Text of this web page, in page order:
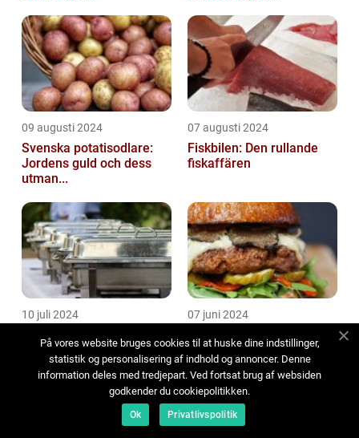
09 augusti 2024
Svenska potatisodlare:
Jordens guld och dess
utman...
07 augusti 2024
Fiskbilen: Den rullande
fiskaffären
10 juli 2024
Buffé Göteborg: en resa
för smaklökarna
07 juni 2024
smakresa genom stadens
bäs...
På vores website bruges cookies til at huske dine indstillinger,
statistik og personalisering af indhold og annoncer. Denne
information deles med tredjepart. Ved fortsat brug af websiden
godkender du cookiepolitikken.
Ok Privatlivspolitik